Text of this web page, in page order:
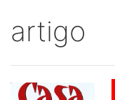
artigo